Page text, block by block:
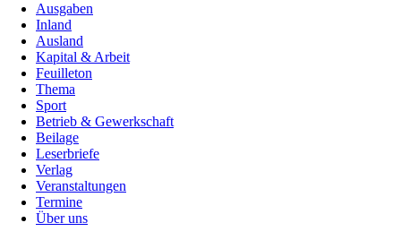
Ausgaben
Inland
Ausland
Kapital & Arbeit
Feuilleton
Thema
Sport
Betrieb & Gewerkschaft
Beilage
Leserbriefe
Verlag
Veranstaltungen
Termine
Über uns